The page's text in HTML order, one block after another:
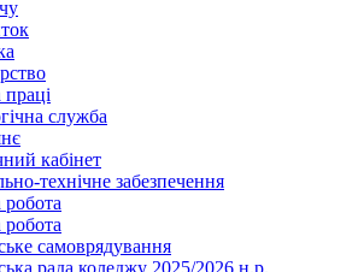
служба
кабінет
технічне забезпечення
самоврядування